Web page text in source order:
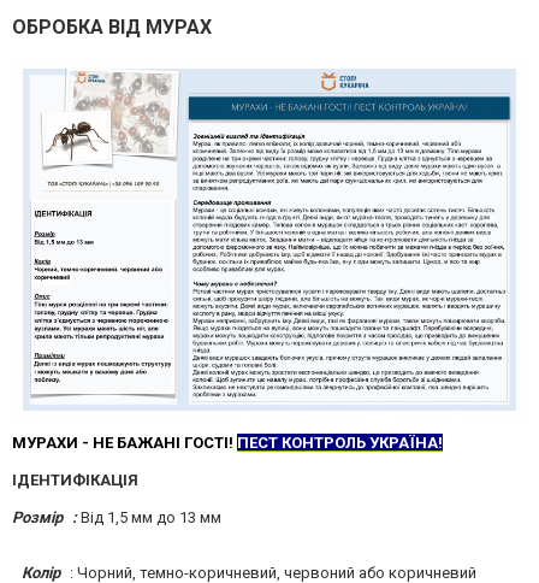
ОБРОБКА ВІД МУРАХ
МУРАХИ - НЕ БАЖАНІ ГОСТІ! ПЕСТ КОНТРОЛЬ УКРАЇНА!
ІДЕНТИФІКАЦІЯ
Розмір :Від 1,5 мм до 13 мм
Колір: Чорний, темно-коричневий, червоний або коричневий